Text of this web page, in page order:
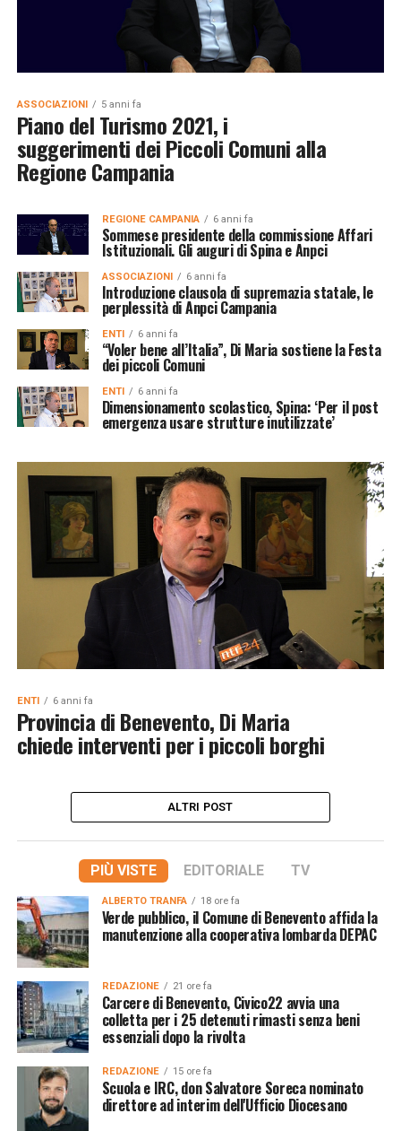
ASSOCIAZIONI 5 anni fa
Piano del Turismo 2021, i
suggerimenti dei Piccoli Comuni alla
Regione Campania
REGIONE CAMPANIA 6 anni fa
Sommese presidente della commissione Affari
Istituzionali. Gli auguri di Spina e Anpci
ASSOCIAZIONI 6 anni fa
Introduzione clausola di supremazia statale, le
perplessità di Anpci Campania
ENTI 6 anni fa
“Voler bene all’Italia”, Di Maria sostiene la Festa
dei piccoli Comuni
ENTI 6 anni fa
Dimensionamento scolastico, Spina: ‘Per il post
emergenza usare strutture inutilizzate’
ENTI 6 anni fa
Provincia di Benevento, Di Maria
chiede interventi per i piccoli borghi
ALTRI POST
PIÙ VISTE EDITORIALE TV
ALBERTO TRANFA 18 ore fa
Verde pubblico, il Comune di Benevento affida la
manutenzione alla cooperativa lombarda DEPAC
REDAZIONE 21 ore fa
Carcere di Benevento, Civico22 avvia una
colletta per i 25 detenuti rimasti senza beni
essenziali dopo la rivolta
REDAZIONE 15 ore fa
Scuola e IRC, don Salvatore Soreca nominato
direttore ad interim dell'Ufficio Diocesano